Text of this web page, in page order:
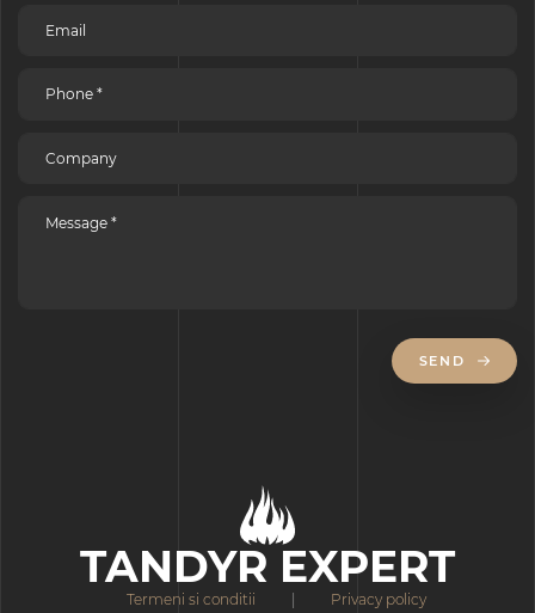
SEND
TANDYR EXPERT
Termeni si conditii Privacy policy